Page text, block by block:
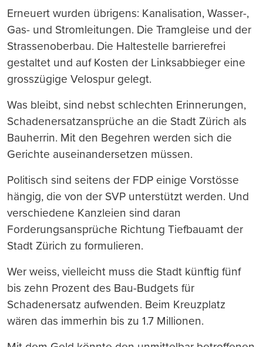
Erneuert wurden übrigens: Kanalisation, Wasser-,
Gas- und Stromleitungen. Die Tramgleise und der
Strassenoberbau. Die Haltestelle barrierefrei
gestaltet und auf Kosten der Linksabbieger eine
grosszügige Velospur gelegt.
Was bleibt, sind nebst schlechten Erinnerungen,
Schadenersatzansprüche an die Stadt Zürich als
Bauherrin. Mit den Begehren werden sich die
Gerichte auseinandersetzen müssen.
Politisch sind seitens der FDP einige Vorstösse
hängig, die von der SVP unterstützt werden. Und
verschiedene Kanzleien sind daran
Forderungsansprüche Richtung Tiefbauamt der
Stadt Zürich zu formulieren.
Wer weiss, vielleicht muss die Stadt künftig fünf
bis zehn Prozent des Bau-Budgets für
Schadenersatz aufwenden. Beim Kreuzplatz
wären das immerhin bis zu 1.7 Millionen.